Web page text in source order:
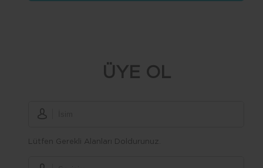
ÜYE OL
Lütfen Gerekli Alanları Doldurunuz.